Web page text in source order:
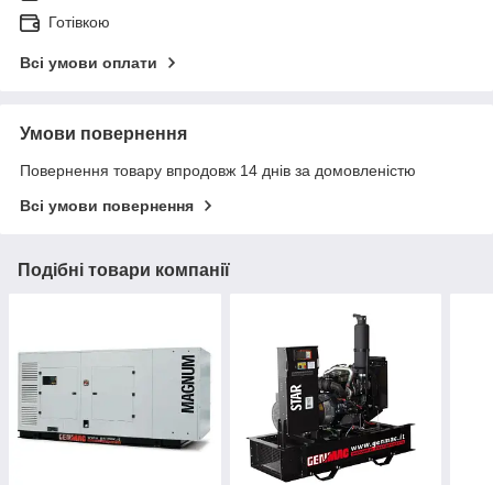
Готівкою
Всі умови оплати
Умови повернення
Повернення товару впродовж 14 днів за домовленістю
Всі умови повернення
Подібні товари компанії